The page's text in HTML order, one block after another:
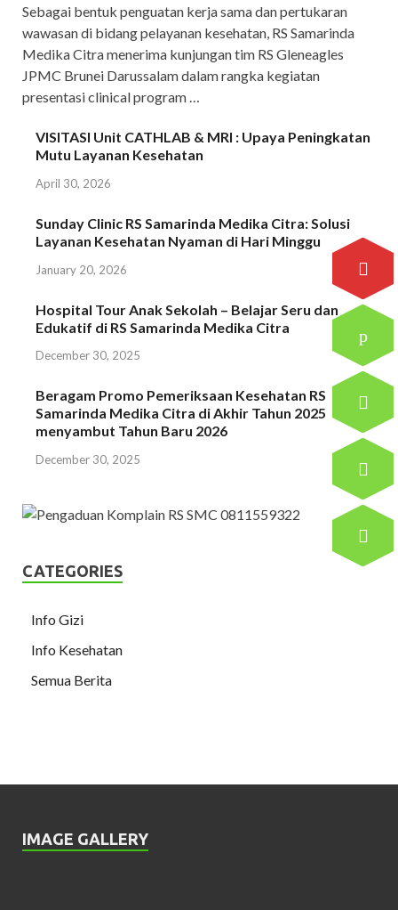
Sebagai bentuk penguatan kerja sama dan pertukaran
wawasan di bidang pelayanan kesehatan, RS Samarinda
Medika Citra menerima kunjungan tim RS Gleneagles
JPMC Brunei Darussalam dalam rangka kegiatan
presentasi clinical program …
VISITASI Unit CATHLAB & MRI : Upaya Peningkatan
Mutu Layanan Kesehatan
April 30, 2026
Sunday Clinic RS Samarinda Medika Citra: Solusi
Layanan Kesehatan Nyaman di Hari Minggu
January 20, 2026
Hospital Tour Anak Sekolah – Belajar Seru dan
Edukatif di RS Samarinda Medika Citra
December 30, 2025
Beragam Promo Pemeriksaan Kesehatan RS
Samarinda Medika Citra di Akhir Tahun 2025
menyambut Tahun Baru 2026
December 30, 2025
CATEGORIES
Info Gizi
Info Kesehatan
Semua Berita
IMAGE GALLERY